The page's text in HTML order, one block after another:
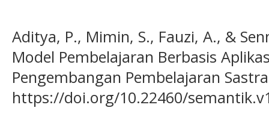
Aditya, P., Mimin, S., Fauzi, A., &
Model Pembelajaran Berbasis
Pengembangan Pembelajaran
https://doi.org/10.22460/